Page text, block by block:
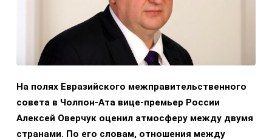
На полях Евразийского межправительственного
совета в Чолпон-Ата вице-премьер России
Алексей Оверчук оценил атмосферу между двумя
странами. По его словам, отношения между